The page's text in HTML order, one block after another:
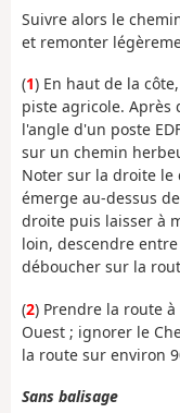
Suivre alors le
et remonter
(1) En haut de la
piste agricole. Après
l'angle d'un poste
sur un chemin
Noter sur la droite le
émerge au-dessus
droite puis laisser à
loin, descendre
déboucher sur la
(2) Prendre la route
Ouest ; ignorer le
la route sur environ
Sans balisage